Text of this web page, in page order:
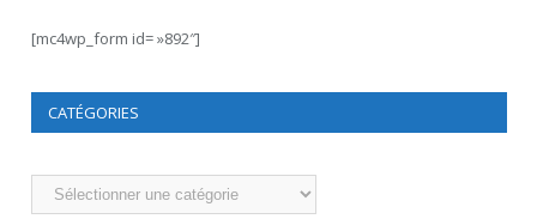
[mc4wp_form id= »892″]
CATÉGORIES
Catégories